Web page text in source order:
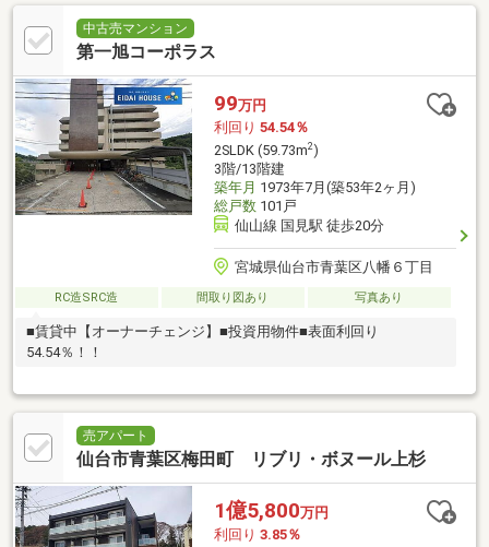
中古売マンション
第一旭コーポラス
99万円
利回り 54.54％
2SLDK (59.73m2)
3階/13階建
築年月 1973年7月(築53年2ヶ月)
総戸数101戸
仙山線 国見駅 徒歩20分
宮城県仙台市青葉区八幡６丁目
RC造SRC造 間取り図あり 写真あり
■賃貸中【オーナーチェンジ】■投資用物件■表面利回り
54.54％！！
売アパート
仙台市青葉区梅田町 リブリ・ボヌール上杉
1億5,800万円
利回り 3.85％